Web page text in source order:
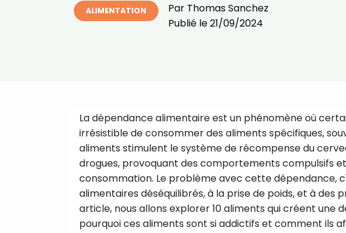
ALIMENTATION Par Thomas Sanchez
Publié le21/09/2024
La dépendance alimentaire est un phénomène où
irrésistible de consommer des aliments spécifiques,
aliments stimulent le système de récompense du
drogues, provoquant des comportements compulsifs
consommation. Le problème avec cette dépendance,
alimentaires déséquilibrés, à la prise de poids, et à
article, nous allons explorer 10 aliments qui créent une
pourquoi ces aliments sont si addictifs et comment ils